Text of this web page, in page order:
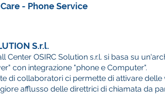
- Phone Service
S.r.l.
Center OSIRC Solution s.r.l. si basa su
con integrazione "phone e Computer".
di collaboratori ci permette di attivare delle
afflusso delle direttrici di chiamata da